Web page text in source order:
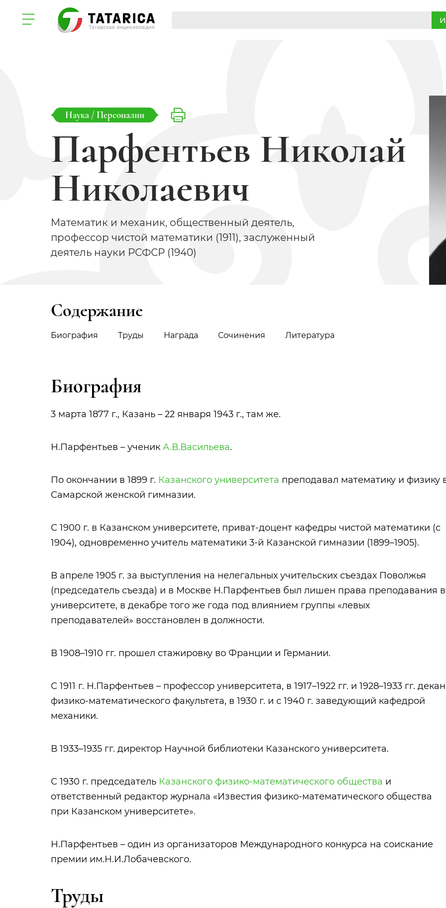
Наука / Персоналии
Парфентьев Николай
Николаевич
Математик и механик, общественный деятель,
профессор чистой математики (1911), заслуженный
деятель науки РСФСР (1940)
Содержание
Биография Труды Награда Сочинения Литература
Биография
3 марта 1877 г., Казань – 22 января 1943 г., там же.
Н.Парфентьев – ученик А.В.Васильева.
По окончании в 1899 г. Казанского университета преподавал математику и физику
Самарской женской гимназии.
С 1900 г. в Казанском университете, приват-доцент кафедры чистой математики (с
1904), одновременно учитель математики 3-й Казанской гимназии (1899–1905).
В апреле 1905 г. за выступления на нелегальных учительских съездах Поволжья
(председатель съезда) и в Москве Н.Парфентьев был лишен права преподавания в
университете, в декабре того же года под влиянием группы «левых
преподавателей» восстановлен в должности.
В 1908–1910 гг. прошел стажировку во Франции и Германии.
С 1911 г. Н.Парфентьев – профессор университета, в 1917–1922 гг. и 1928–1933 гг. декан
физико-математического факультета, в 1930 г. и с 1940 г. заведующий кафедрой
механики.
В 1933–1935 гг. директор Научной библиотеки Казанского университета.
С 1930 г. председатель Казанского физико-математического общества и
ответственный редактор журнала «Известия физико-математического общества
при Казанском университете».
Н.Парфентьев – один из организаторов Международного конкурса на соискание
премии им.Н.И.Лобачевского.
Труды